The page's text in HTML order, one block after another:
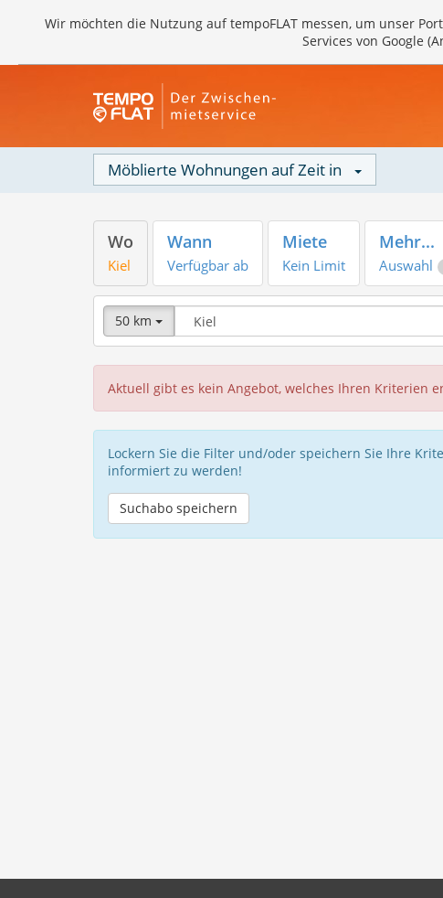
Wir möchten die Nutzung auf tempoFLAT messen, um unser
Services von Google
Möblierte Wohnungen auf Zeit in
Wo
Kiel
Wann
Verfügbar ab
Miete
Kein Limit
Mehr...
Auswahl
50 km
Aktuell gibt es kein Angebot, welches Ihren Kriterien
Lockern Sie die Filter und/oder speichern Sie Ihre
informiert zu werden!
Suchabo speichern